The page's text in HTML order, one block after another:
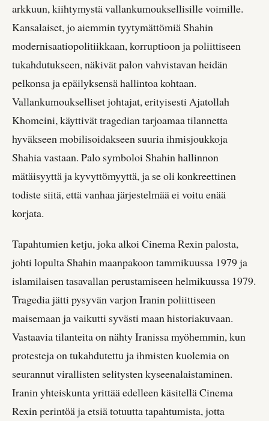
arkkuun, kiihtymystä vallankumouksellisille voimille.
Kansalaiset, jo aiemmin tyytymättömiä Shahin
modernisaatiopolitiikkaan, korruptioon ja poliittiseen
tukahdutukseen, näkivät palon vahvistavan heidän
pelkonsa ja epäilyksensä hallintoa kohtaan.
Vallankumoukselliset johtajat, erityisesti Ajatollah
Khomeini, käyttivät tragedian tarjoamaa tilannetta
hyväkseen mobilisoidakseen suuria ihmisjoukkoja
Shahia vastaan. Palo symboloi Shahin hallinnon
mätäisyyttä ja kyvyttömyyttä, ja se oli konkreettinen
todiste siitä, että vanhaa järjestelmää ei voitu enää
korjata.
Tapahtumien ketju, joka alkoi Cinema Rexin palosta,
johti lopulta Shahin maanpakoon tammikuussa 1979 ja
islamilaisen tasavallan perustamiseen helmikuussa 1979.
Tragedia jätti pysyvän varjon Iranin poliittiseen
maisemaan ja vaikutti syvästi maan historiakuvaan.
Vastaavia tilanteita on nähty Iranissa myöhemmin, kun
protesteja on tukahdutettu ja ihmisten kuolemia on
seurannut virallisten selitysten kyseenalaistaminen.
Iranin yhteiskunta yrittää edelleen käsitellä Cinema
Rexin perintöä ja etsiä totuutta tapahtumista, jotta